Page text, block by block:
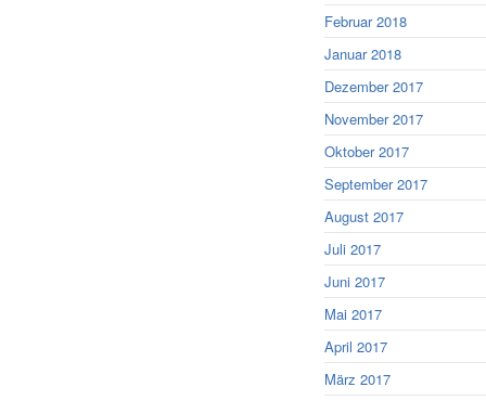
Februar 2018
Januar 2018
Dezember 2017
November 2017
Oktober 2017
September 2017
August 2017
Juli 2017
Juni 2017
Mai 2017
April 2017
März 2017